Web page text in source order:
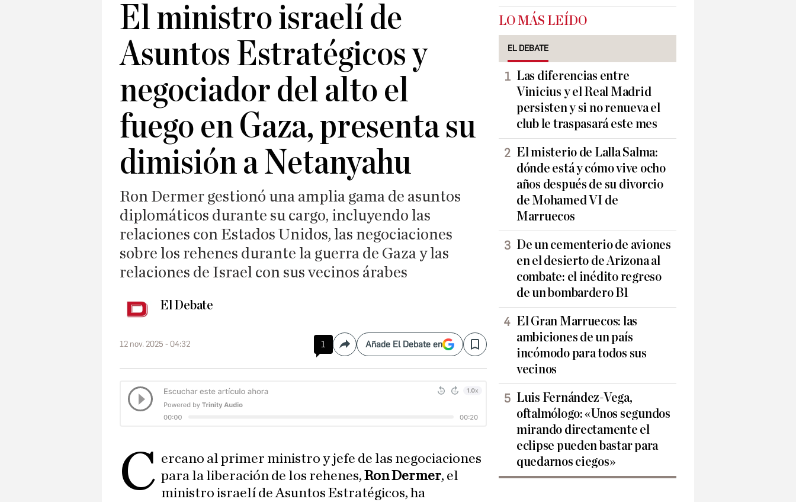
El ministro israelí de
Asuntos Estratégicos y
negociador del alto el
fuego en Gaza, presenta su
dimisión a Netanyahu
Ron Dermer gestionó una amplia gama de asuntos
diplomáticos durante su cargo, incluyendo las
relaciones con Estados Unidos, las negociaciones
sobre los rehenes durante la guerra de Gaza y las
relaciones de Israel con sus vecinos árabes
El Debate
12 nov. 2025 - 04:32 1 CompartirAñade El Debate en Save
C ercano al primer ministro y jefe de las negociaciones
para la liberación de los rehenes,Ron Dermer, el
ministro israelí de Asuntos Estratégicos, ha
LO MÁS LEÍDO
EL DEBATE
Las diferencias entre
Vinicius y el Real Madrid
persisten y si no renueva el
club le traspasará este mes
El misterio de Lalla Salma:
dónde está y cómo vive ocho
años después de su divorcio
de Mohamed VI de
Marruecos
De un cementerio de aviones
en el desierto de Arizona al
combate: el inédito regreso
de un bombardero B1
El Gran Marruecos: las
ambiciones de un país
incómodo para todos sus
vecinos
Luis Fernández-Vega,
oftalmólogo: «Unos segundos
mirando directamente el
eclipse pueden bastar para
quedarnos ciegos»